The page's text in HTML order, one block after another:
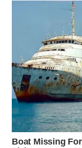
Group
WAHANA
NEWS
WAHANA
TANI